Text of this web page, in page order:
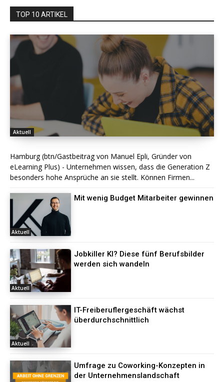
TOP 10 ARTIKEL
Aktuell
Hamburg (btn/Gastbeitrag von Manuel Epli, Gründer von
eLearning Plus) - Unternehmen wissen, dass die Generation Z
besonders hohe Ansprüche an sie stellt. Können Firmen...
Aktuell
Mit wenig Budget Mitarbeiter gewinnen
Aktuell
Jobkiller KI? Diese fünf Berufsbilder
werden sich wandeln
Aktuell
IT-Freiberuflergeschäft wächst
überdurchschnittlich
Umfrage zu Coworking-Konzepten in
der Unternehmenslandschaft